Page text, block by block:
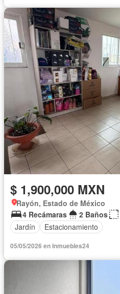
$ 1,900,000 MXN
Rayón, Estado de México
4 Recámaras
2 Baños
Jardín
Estacionamiento
05/05/2026 en Inmuebles24